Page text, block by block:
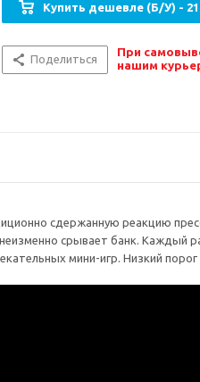
Купить дешевле (Б/У) -
Поделиться
При
нашим
сдержанную реакцию
срывает банк. Каждый
мини-игр. Низкий